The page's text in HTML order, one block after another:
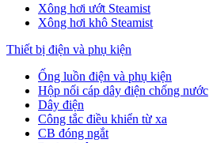
Xông hơi ướt Steamist
Xông hơi khô Steamist
Thiết bị điện và phụ kiện
Ống luồn điện và phụ kiện
Hộp nối cáp dây điện chống nước
Dây điện
Công tắc điều khiển từ xa
CB đóng ngắt